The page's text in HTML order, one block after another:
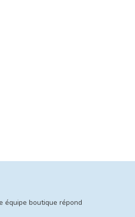
équipe boutique répond